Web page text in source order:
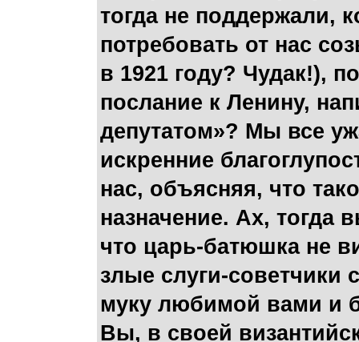
тогда не поддержали,
потребовать от нас
в 1921 году? Чудак!),
послание к Ленину,
депутатом»? Мы все
искренние
нас, объясняя, что
назначение. Ах, тогда
что царь-батюшка не
злые слуги-советчики
муку любимой вами и
Вы, в своей